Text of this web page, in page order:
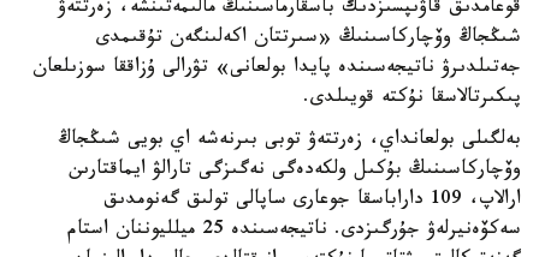
قوعامدىق قاۋىپسىزدىك باسقارماسىنىڭ مالىمەتىنشە، زەرتتەۋ
شىڭجاڭ وۆچاركاسىنىڭ «سىرتتان اكەلىنگەن تۇقىمدى
جەتىلدىرۋ ناتيجەسىندە پايدا بولعانى» تۋرالى ۇزاققا سوزىلعان
پىكىرتالاسقا نۇكتە قويىلدى.
بەلگىلى بولعانداي، زەرتتەۋ توبى بىرنەشە اي بويى شىڭجاڭ
وۆچاركاسىنىڭ بۇكىل ولكەدەگى نەگىزگى تارالۋ ايماقتارىن
ارالاپ، 109 داراباسقا جوعارى ساپالى تولىق گەنومدىق
سەكۆەنيرلەۋ جۇرگىزدى. ناتيجەسىندە 25 ميلليوننان استام